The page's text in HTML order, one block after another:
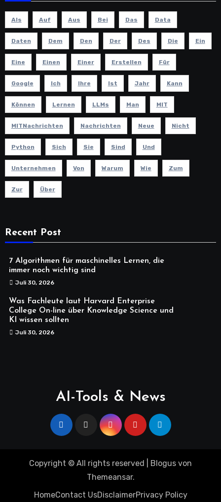
Als Auf Aus Bei Das Data
Daten Dem Den Der Des Die Ein
Eine Einen Einer Erstellen Für
Google Ich Ihre Ist Jahr Kann
Können Lernen LLMs Man MIT
MITNachrichten Nachrichten Neue Nicht
Python Sich Sie Sind Und
Unternehmen Von Warum Wie Zum
Zur Über
Recent Post
7 Algorithmen für maschinelles Lernen, die
immer noch wichtig sind
Juli 30, 2026
Was Fachleute laut Harvard Enterprise
College On-line über Knowledge Science und
KI wissen sollten
Juli 30, 2026
AI-Tools & News
Copyright © All rights reserved Blogus von
Themeansar.
HomeContact UsDisclaimerPrivacy Policy